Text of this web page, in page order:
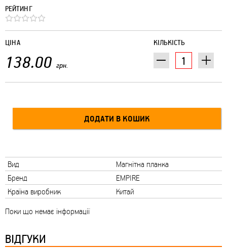
РЕЙТИНГ
КІЛЬКІСТЬ
ЦІНА
138.00 грн.
Вид
Магнітна планка
Бренд
EMPIRE
Країна виробник
Китай
Поки що немає інформації
ВІДГУКИ